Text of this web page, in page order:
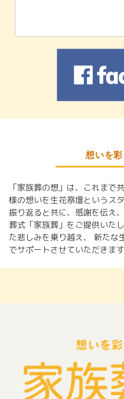
想いを
「家族葬の想」は、これまで
様の想いを生花祭壇というス
振り返ると共に、感謝を伝え、
葬式「家族葬」をご提供いたし
た悲しみを乗り越え、
新たな
でサポートさせていただきます